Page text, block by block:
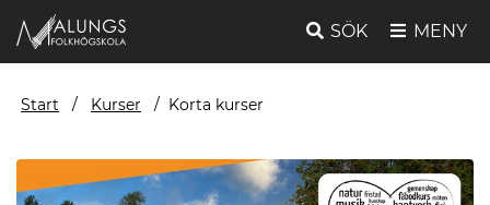
SÖK MENY
Start Kurser Korta kurser